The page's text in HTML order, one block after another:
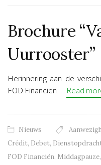
Brochure
Uurrooster”
Herinnering aan de
FOD Financiën… Read
Nieuws
Crédit, Debet,
FOD Financiën, Middagpauze,